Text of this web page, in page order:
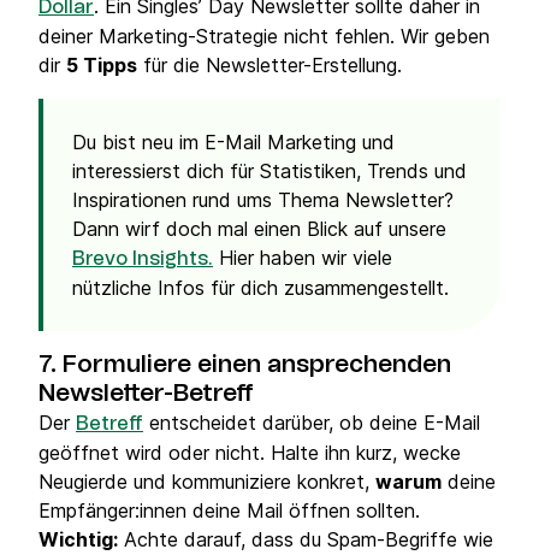
Dollar. Ein Singles’ Day Newsletter sollte daher in
deiner Marketing-Strategie nicht fehlen. Wir geben
dir 5 Tipps für die Newsletter-Erstellung.
Du bist neu im E-Mail Marketing und
interessierst dich für Statistiken, Trends und
Inspirationen rund ums Thema Newsletter?
Dann wirf doch mal einen Blick auf unsere
Brevo Insights. Hier haben wir viele
nützliche Infos für dich zusammengestellt.
7. Formuliere einen ansprechenden
Newsletter-Betreff
Der Betreff entscheidet darüber, ob deine E-Mail
geöffnet wird oder nicht. Halte ihn kurz, wecke
Neugierde und kommuniziere konkret, warum deine
Empfänger:innen deine Mail öffnen sollten.
Wichtig: Achte darauf, dass du Spam-Begriffe wie